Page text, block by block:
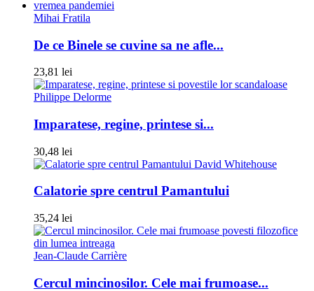
Mihai Fratila
De ce Binele se cuvine sa ne afle...
23,81 lei
Philippe Delorme
Imparatese, regine, printese si...
30,48 lei
David Whitehouse
Calatorie spre centrul Pamantului
35,24 lei
Jean-Claude Carrière
Cercul mincinosilor. Cele mai frumoase...